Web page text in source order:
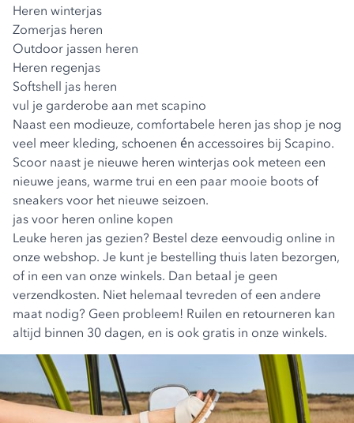
Heren winterjas
Zomerjas heren
Outdoor jassen heren
Heren regenjas
Softshell jas heren
vul je garderobe aan met scapino
Naast een modieuze, comfortabele heren jas shop je nog
veel meer kleding, schoenen én accessoires bij Scapino.
Scoor naast je nieuwe heren winterjas ook meteen een
nieuwe jeans, warme trui en een paar mooie boots of
sneakers voor het nieuwe seizoen.
jas voor heren online kopen
Leuke heren jas gezien? Bestel deze eenvoudig online in
onze webshop. Je kunt je bestelling thuis laten bezorgen,
of in een van onze winkels. Dan betaal je geen
verzendkosten. Niet helemaal tevreden of een andere
maat nodig? Geen probleem! Ruilen en retourneren kan
altijd binnen 30 dagen, en is ook gratis in onze winkels.